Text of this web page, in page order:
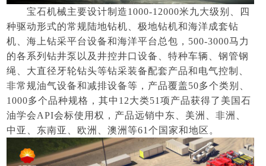
宝石机械主要设计制造1000-12000米九大级别、四
种驱动形式的常规陆地钻机、极地钻机和海洋成套钻
机、海上钻采平台设备和海洋平台总包，500-3000马力
的各系列钻井泵以及井控井口设备、特种车辆、钢管钢
绳、大直径牙轮钻头等钻采装备配套产品和电气控制、
非常规油气设备和减排设备等，产品覆盖50多个类别、
1000多个品种规格，其中12大类51项产品获得了美国石
油学会API会标使用权，产品远销中东、美洲、非洲、
中亚、东南亚、欧洲、澳洲等61个国家和地区。